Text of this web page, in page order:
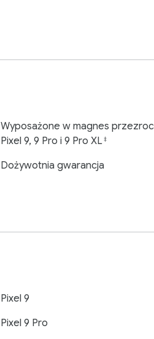
Wyposażone w magnes
Pixel 9, 9 Pro i 9 Pro XL‡
Dożywotnia gwarancja
Pixel 9
Pixel 9 Pro